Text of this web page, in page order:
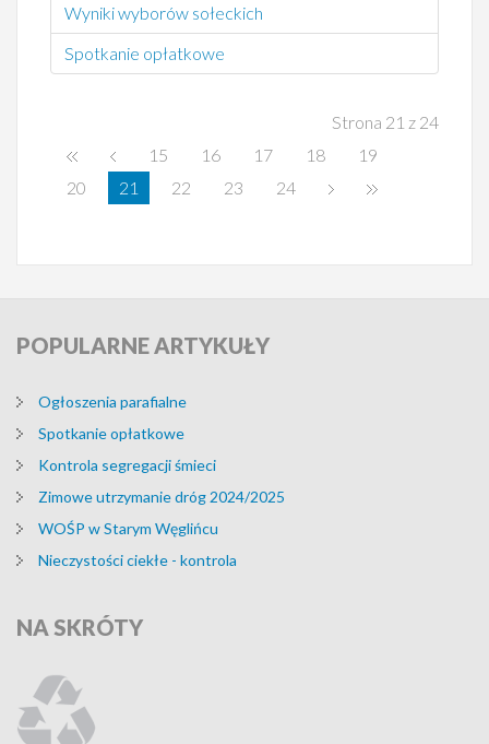
Wyniki wyborów sołeckich
Spotkanie opłatkowe
Strona 21 z 24
15
16 17 18
19
20
21 22 23 24
POPULARNEARTYKUŁY
Ogłoszenia parafialne
Spotkanie opłatkowe
Kontrola segregacji śmieci
Zimowe utrzymanie dróg 2024/2025
WOŚP w Starym Węglińcu
Nieczystości ciekłe - kontrola
NA SKRÓTY